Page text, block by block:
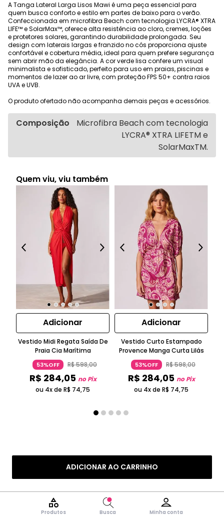
Produtos Busca Minha conta
ADICIONAR AO CARRINHO
A Tanga Lateral Larga Lisos Mawi é uma peça essencial para
quem busca conforto e estilo em partes de baixo para o verão.
Confeccionada em microfibra Beach com tecnologia LYCRA® XTRA
LIFE™ e SolarMax™, oferece alta resistência ao cloro, cremes, loções
e protetores solares, garantindo durabilidade prolongada. Seu
design com laterais largas e franzido no cós proporciona ajuste
confortável e cobertura média, ideal para quem prefere segurança
sem abrir mão da elegância. A cor verde lisa confere um visual
minimalista e sofisticado, perfeito para uso em praias, piscinas e
momentos de lazer ao ar livre, com proteção FPS 50+ contra raios
UVA e UVB.
O produto ofertado não acompanha demais peças e acessórios.
Composição
Microfibra Beach com tecnologia
LYCRA® XTRA LIFETM e
SolarMaxTM.
Quem viu, viu também
Adicionar
Vestido Midi Regata Saída De
Praia Cia Marítima
53%OFF R$598,00
R$ 284,05 no Pix
ou 4x de R$ 74,75
Adicionar
Vestido Curto Estampado
Provence Manga Curta Lilás
53%OFF R$598,00
R$ 284,05 no Pix
ou 4x de R$ 74,75